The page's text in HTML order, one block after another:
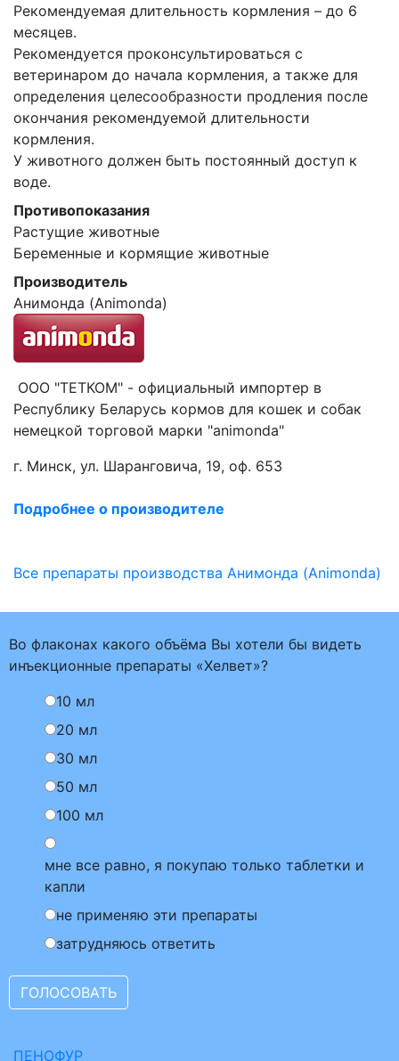
Рекомендуемая длительность кормления – до 6
месяцев.
Рекомендуется проконсультироваться с
ветеринаром до начала кормления, а также для
определения целесообразности продления после
окончания рекомендуемой длительности
кормления.
У животного должен быть постоянный доступ к
воде.
Противопоказания
Растущие животные
Беременные и кормящие животные
Производитель
Анимонда (Animonda)
ООО "ТЕТКОМ" - официальный импортер в
Республику Беларусь кормов для кошек и собак
немецкой торговой марки "animonda"
г. Минск, ул. Шаранговича, 19, оф. 653
Подробнее о производителе
Все препараты производства Анимонда (Animonda)
Во флаконах какого объёма Вы хотели бы видеть
инъекционные препараты «Хелвет»?
10 мл
20 мл
30 мл
50 мл
100 мл
мне все равно, я покупаю только таблетки и
капли
не применяю эти препараты
затрудняюсь ответить
ПЕНОФУР